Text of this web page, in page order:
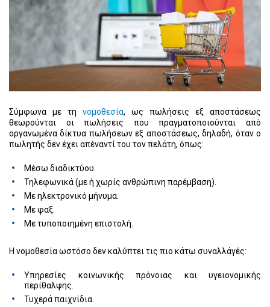
Σύμφωνα με τη νομοθεσία, ως πωλήσεις εξ αποστάσεως
θεωρούνται οι πωλήσεις που πραγματοποιούνται από
οργανωμένα δίκτυα πωλήσεων εξ αποστάσεως, δηλαδή, όταν ο
πωλητής δεν έχει απέναντί του τον πελάτη, όπως:
Μέσω διαδικτύου.
Τηλεφωνικά (με ή χωρίς ανθρώπινη παρέμβαση).
Με ηλεκτρονικό μήνυμα.
Με φαξ.
Με τυποποιημένη επιστολή.
Η νομοθεσία ωστόσο δεν καλύπτει τις πιο κάτω συναλλάγές:
Υπηρεσίες κοινωνικής πρόνοιας και υγειονομικής
περίθαλψης.
Τυχερά παιχνίδια.